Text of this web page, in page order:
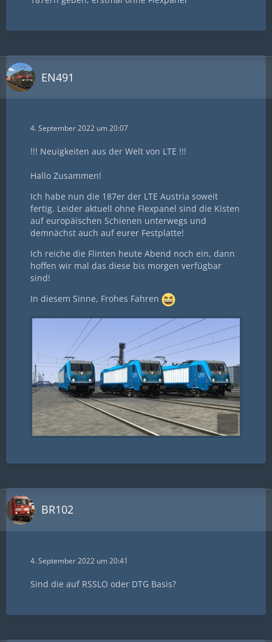
EN491
4. September 2022 um 20:07
!!! Neuigkeiten aus der Welt von LTE !!!
Hallo Zusammen!
Ich habe nun die 187er der LTE Austria soweit
fertig. Leider aktuell ohne Flexpanel sind die Kisten
auf europäischen Schienen unterwegs und
demnächst auch auf eurer Festplatte!
Ich reiche die Flinten heute Abend noch ein, dann
hoffen wir mal das diese bis morgen verfügbar
sind!
In diesem Sinne, Frohes Fahren
BR102
4. September 2022 um 20:41
Sind die auf RSSLO oder DTG Basis?